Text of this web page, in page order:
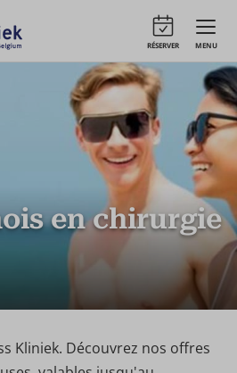
MENU
RÉSERVER
en chirurgie
Kliniek. Découvrez nos offres